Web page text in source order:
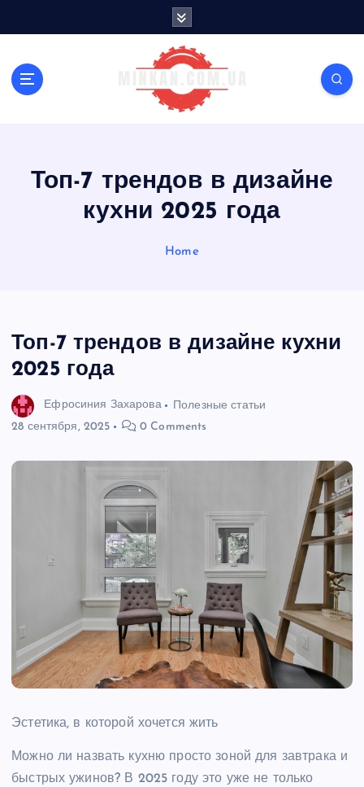
Топ-7 трендов в дизайне
кухни 2025 года
Home
Топ-7 трендов в дизайне кухни
2025 года
Ефросиния Захарова
Полезные статьи
28 сентября, 2025
0 Comments
Эстетика, в которой хочется жить
Можно ли назвать кухню просто зоной для завтрака и
быстрых ужинов? В 2025 году это уже не только